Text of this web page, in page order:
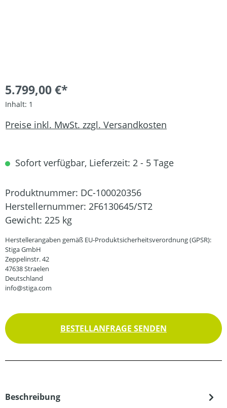
5.799,00 €*
Inhalt: 1
Preise inkl. MwSt. zzgl. Versandkosten
Sofort verfügbar, Lieferzeit: 2 - 5 Tage
Produktnummer: DC-100020356
Herstellernummer: 2F6130645/ST2
Gewicht: 225 kg
Herstellerangaben gemäß EU-Produktsicherheitsverordnung (GPSR):
Stiga GmbH
Zeppelinstr. 42
47638 Straelen
Deutschland
info@stiga.com
BESTELLANFRAGE SENDEN
Beschreibung